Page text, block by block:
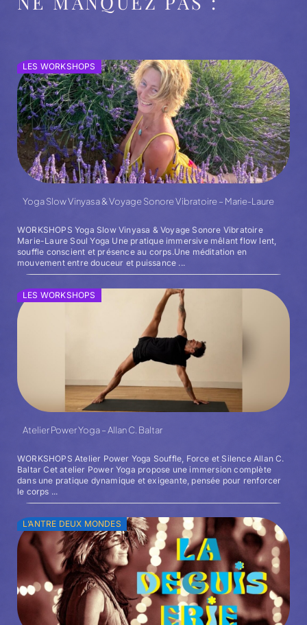
LES WORKSHOPS
Yoga Slow Vinyasa & Voyage Sonore Vibratoire – Marie-Laure
WORKSHOPS Yoga Slow Vinyasa & Voyage Sonore Vibratoire
Marie-Laure Soul Yoga Une pratique immersive mêlant flow lent,
souffle conscient et présence au corps.Une méditation en
mouvement entre douceur et puissance ...
LES WORKSHOPS
Atelier Power Yoga – Allan C. Baltar
WORKSHOPS Atelier Power Yoga Souffle, Force et Silence Allan C.
Baltar Cet atelier Power Yoga propose une immersion complète
dans une pratique dynamique et exigeante, pensée pour renforcer
le corps ...
L’ANTRE DEUX MONDES